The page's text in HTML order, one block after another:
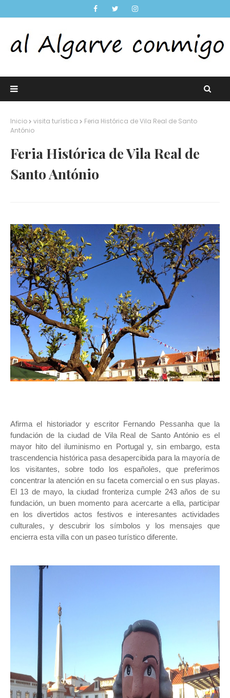
Inicio visita turística
Feria Histórica de Vila Real de Santo
António
Feria Histórica de Vila Real de
Santo António
Afirma el historiador y escritor Fernando Pessanha que la
fundación de la ciudad de Vila Real de Santo António es el
mayor hito del iluminismo en Portugal y, sin embargo, esta
trascendencia histórica pasa desapercibida para la mayoría de
los visitantes, sobre todo los españoles, que preferimos
concentrar la atención en su faceta comercial o en sus playas.
El 13 de mayo, la ciudad fronteriza cumple 243 años de su
fundación, un buen momento para acercarte a ella, participar
en los divertidos actos festivos e interesantes actividades
culturales, y descubrir los símbolos y los mensajes que
encierra esta villa con un paseo turístico diferente.